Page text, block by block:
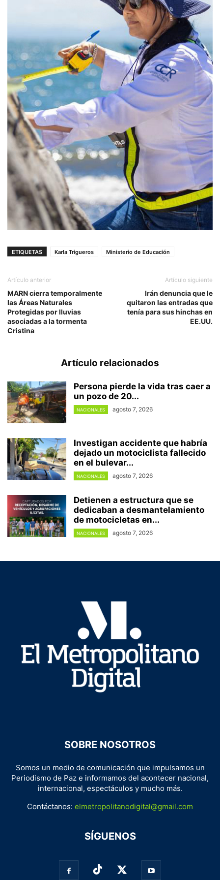
ETIQUETAS Karla Trigueros Ministerio de Educación
Artículo anterior
MARN cierra temporalmente
las Áreas Naturales
Protegidas por lluvias
asociadas a la tormenta
Cristina
Artículo siguiente
Irán denuncia que le
quitaron las entradas que
tenía para sus hinchas en
EE.UU.
Artículo relacionados
Persona pierde la vida tras caer a
un pozo de 20...
NACIONALES agosto 7, 2026
Investigan accidente que habría
dejado un motociclista fallecido
en el bulevar...
NACIONALES agosto 7, 2026
Detienen a estructura que se
dedicaban a desmantelamiento
de motocicletas en...
NACIONALES agosto 7, 2026
SOBRE NOSOTROS
Somos un medio de comunicación que impulsamos un
Periodismo de Paz e informamos del acontecer nacional,
internacional, espectáculos y mucho más.
Contáctanos: elmetropolitanodigital@gmail.com
SÍGUENOS